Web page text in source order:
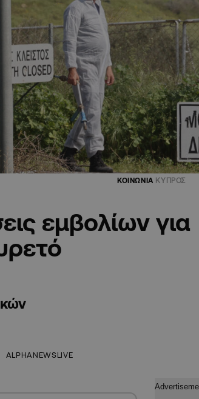
ΚΟΙΝΩΝΙΑ ΚΥΠΡΟΣ
εμβολίων για
ALPHANEWSLIVE